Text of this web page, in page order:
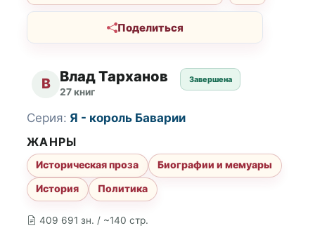
Поделиться
В Влад Тарханов
27 книг
Завершена
409 691 зн. / ~140 стр.
Серия: Я - король Баварии
ЖАНРЫ
Историческая проза
Биографии и мемуары
История
Политика